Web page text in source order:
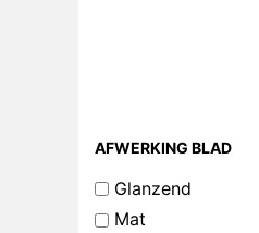
AFWERKING BLAD
Glanzend
Mat